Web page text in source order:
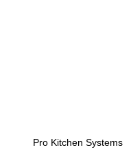
Pro Kitchen Systems